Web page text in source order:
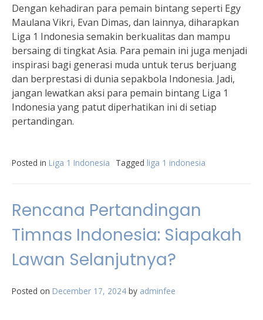
Dengan kehadiran para pemain bintang seperti Egy
Maulana Vikri, Evan Dimas, dan lainnya, diharapkan
Liga 1 Indonesia semakin berkualitas dan mampu
bersaing di tingkat Asia. Para pemain ini juga menjadi
inspirasi bagi generasi muda untuk terus berjuang
dan berprestasi di dunia sepakbola Indonesia. Jadi,
jangan lewatkan aksi para pemain bintang Liga 1
Indonesia yang patut diperhatikan ini di setiap
pertandingan.
Posted in Liga 1 Indonesia Tagged liga 1 indonesia
Rencana Pertandingan
Timnas Indonesia: Siapakah
Lawan Selanjutnya?
Posted on December 17, 2024 by adminfee